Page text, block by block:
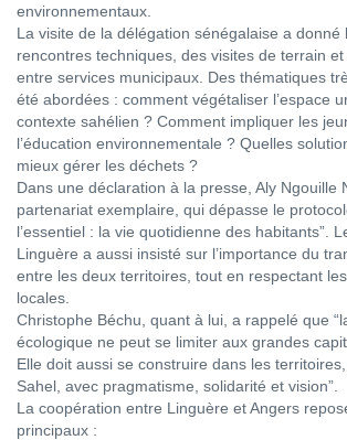
environnementaux.
La visite de la délégation sénégalaise a donné
rencontres techniques, des visites de terrain
entre services municipaux. Des thématiques
été abordées : comment végétaliser l’espace
contexte sahélien ? Comment impliquer les
l’éducation environnementale ? Quelles
mieux gérer les déchets ?
Dans une déclaration à la presse, Aly Ngouille
partenariat exemplaire, qui dépasse le
l’essentiel : la vie quotidienne des habitants”.
Linguère a aussi insisté sur l’importance du
entre les deux territoires, tout en respectant
locales.
Christophe Béchu, quant à lui, a rappelé que
écologique ne peut se limiter aux grandes
Elle doit aussi se construire dans les
Sahel, avec pragmatisme, solidarité et vision”.
La coopération entre Linguère et Angers
principaux :